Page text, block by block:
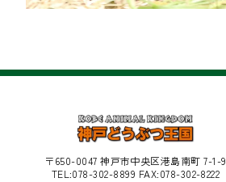
〒650-0047 神戸市中央区港島南町 7-1-9
TEL:078-302-8899 FAX:078-302-8222